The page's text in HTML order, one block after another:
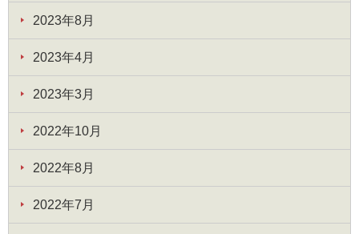
2023年8月
2023年4月
2023年3月
2022年10月
2022年8月
2022年7月